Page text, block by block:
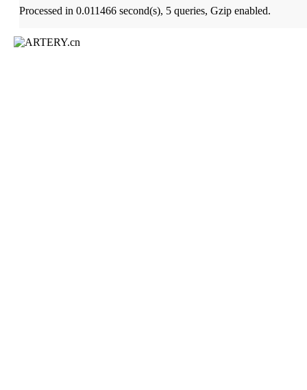
Processed in 0.011466 second(s), 5 queries, Gzip enabled.